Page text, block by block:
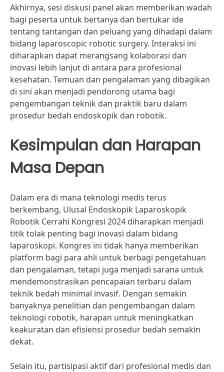
Akhirnya, sesi diskusi panel akan memberikan wadah
bagi peserta untuk bertanya dan bertukar ide
tentang tantangan dan peluang yang dihadapi dalam
bidang laparoscopic robotic surgery. Interaksi ini
diharapkan dapat merangsang kolaborasi dan
inovasi lebih lanjut di antara para profesional
kesehatan. Temuan dan pengalaman yang dibagikan
di sini akan menjadi pendorong utama bagi
pengembangan teknik dan praktik baru dalam
prosedur bedah endoskopik dan robotik.
Kesimpulan dan Harapan
Masa Depan
Dalam era di mana teknologi medis terus
berkembang, Ulusal Endoskopik Laparoskopik
Robotik Cerrahi Kongresi 2024 diharapkan menjadi
titik tolak penting bagi inovasi dalam bidang
laparoskopi. Kongres ini tidak hanya memberikan
platform bagi para ahli untuk berbagi pengetahuan
dan pengalaman, tetapi juga menjadi sarana untuk
mendemonstrasikan pencapaian terbaru dalam
teknik bedah minimal invasif. Dengan semakin
banyaknya penelitian dan pengembangan dalam
teknologi robotik, harapan untuk meningkatkan
keakuratan dan efisiensi prosedur bedah semakin
dekat.
Selain itu, partisipasi aktif dari profesional medis dan